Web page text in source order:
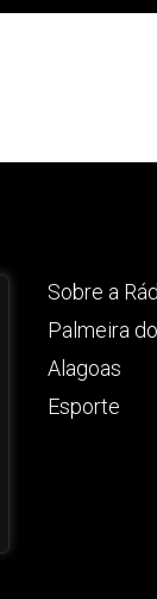
Sobre a
Palmeira
Alagoas
Esporte